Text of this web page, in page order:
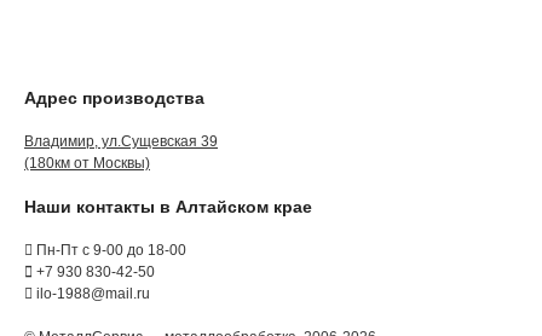
Адрес производства
Владимир, ул.Сущевская 39
(180км от Москвы)
Наши контакты в Алтайском крае
Пн-Пт с 9-00 до 18-00
+7 930 830-42-50
ilo-1988@mail.ru